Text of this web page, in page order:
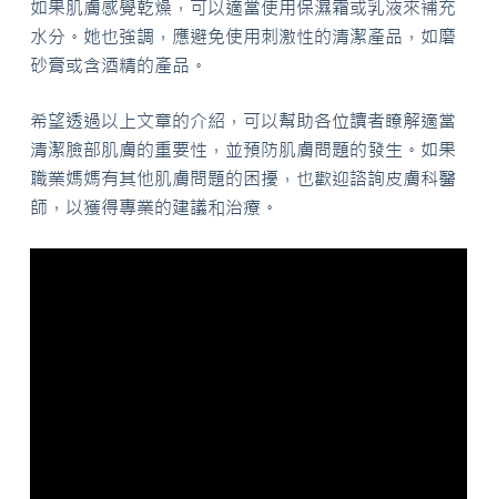
如果肌膚感覺乾燥，可以適當使用保濕霜或乳液來補充
水分。她也強調，應避免使用刺激性的清潔產品，如磨
砂膏或含酒精的產品。
希望透過以上文章的介紹，可以幫助各位讀者瞭解適當
清潔臉部肌膚的重要性，並預防肌膚問題的發生。如果
職業媽媽有其他肌膚問題的困擾，也歡迎諮詢皮膚科醫
師，以獲得專業的建議和治療。